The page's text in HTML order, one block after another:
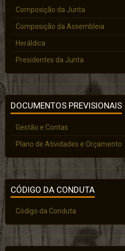
Composição da Junta
Composição da Assembleia
Heráldica
Presidentes da Junta
DOCUMENTOS PREVISIONAIS
Gestão e Contas
Plano de Atividades e Orçamento
CÓDIGO DA CONDUTA
Código da Conduta